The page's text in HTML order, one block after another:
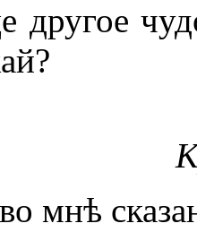
другое
мнѣ